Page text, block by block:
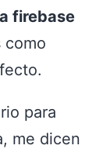
firebase
como
para
me dicen